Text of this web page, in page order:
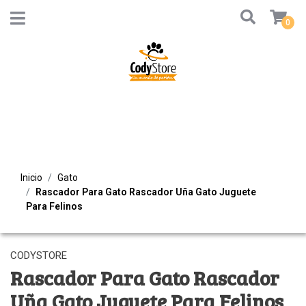
0
Inicio
Gato
Rascador Para Gato Rascador Uña Gato Juguete
Para Felinos
CODYSTORE
Rascador Para Gato Rascador